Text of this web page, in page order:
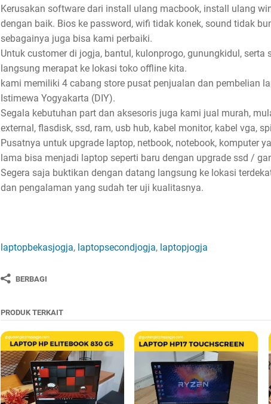
Kerusakan software dari install ulang macbook, install ulang
dengan baik. Bios ke password, wifi tidak konek, sound tidak
sebagainya juga bisa kami perbaiki.
Untuk customer di jogja, bantul, kulonprogo, gunungkidul,
langsung merapat ke lokasi toko offline kita.
kami memiliki 4 cabang store pusat penjualan dan pembelian
Istimewa Yogyakarta (DIY).
Segala kebutuhan part dan aksesoris juga kami jual murah,
external, flasdisk, ssd, ram, usb hub, kabel monitor, kabel vga,
Pusatnya untuk upgrade laptop, netbook, notebook, komputer
lama bisa menjadi laptop seperti baru dengan upgrade ssd /
Segera saja buktikan dengan datang langsung ke lokasi
dan pengalaman yang sudah ter uji kualitasnya.
laptopbekasjogja, laptopsecondjogja, laptopjogja
BERBAGI
PRODUK TERKAIT